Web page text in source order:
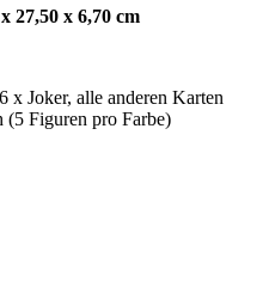
27,50 x 6,70 cm
x Joker, alle anderen Karten
Figuren pro Farbe)